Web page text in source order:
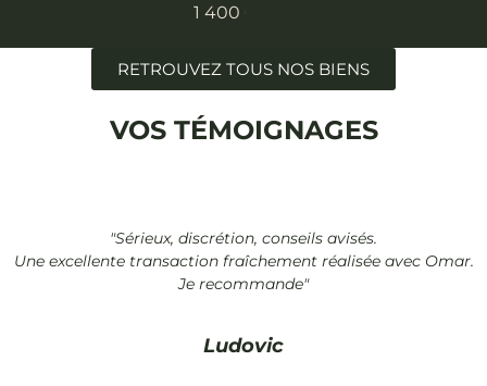
1 400 000€
RETROUVEZ TOUS NOS BIENS
VOS TÉMOIGNAGES
"Sérieux, discrétion, conseils avisés.
Une excellente transaction fraîchement réalisée avec Omar.
Je recommande"
Ludovic